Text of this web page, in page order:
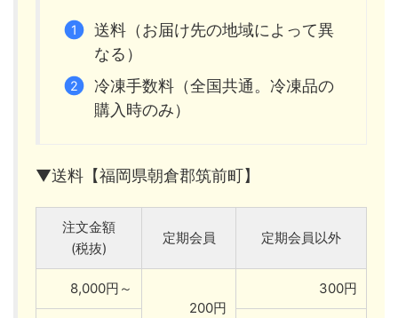
送料（お届け先の地域によって異
なる）
冷凍手数料（全国共通。冷凍品の
購入時のみ）
▼送料【福岡県朝倉郡筑前町】
注文金額
(税抜)
定期会員 定期会員以外
8,000円～
200円
300円